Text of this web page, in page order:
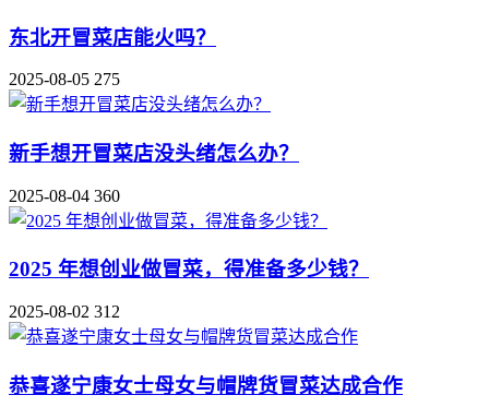
东北开冒菜店能火吗？
2025-08-05 275
新手想开冒菜店没头绪怎么办？
2025-08-04 360
2025 年想创业做冒菜，得准备多少钱？
2025-08-02 312
恭喜遂宁康女士母女与帽牌货冒菜达成合作